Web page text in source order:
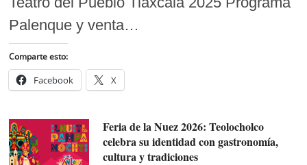
Palenque y venta…
Comparte esto:
Facebook X
Feria de la Nuez 2026: Teolocholco
celebra su identidad con gastronomía,
cultura y tradiciones